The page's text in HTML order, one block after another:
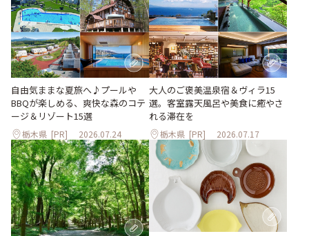
自由気ままな夏旅へ♪プールや
BBQが楽しめる、爽快な森のコテ
ージ＆リゾート15選
栃木県 [PR] 2026.07.24
大人のご褒美温泉宿＆ヴィラ15
選。客室露天風呂や美食に癒やさ
れる滞在を
栃木県 [PR] 2026.07.17